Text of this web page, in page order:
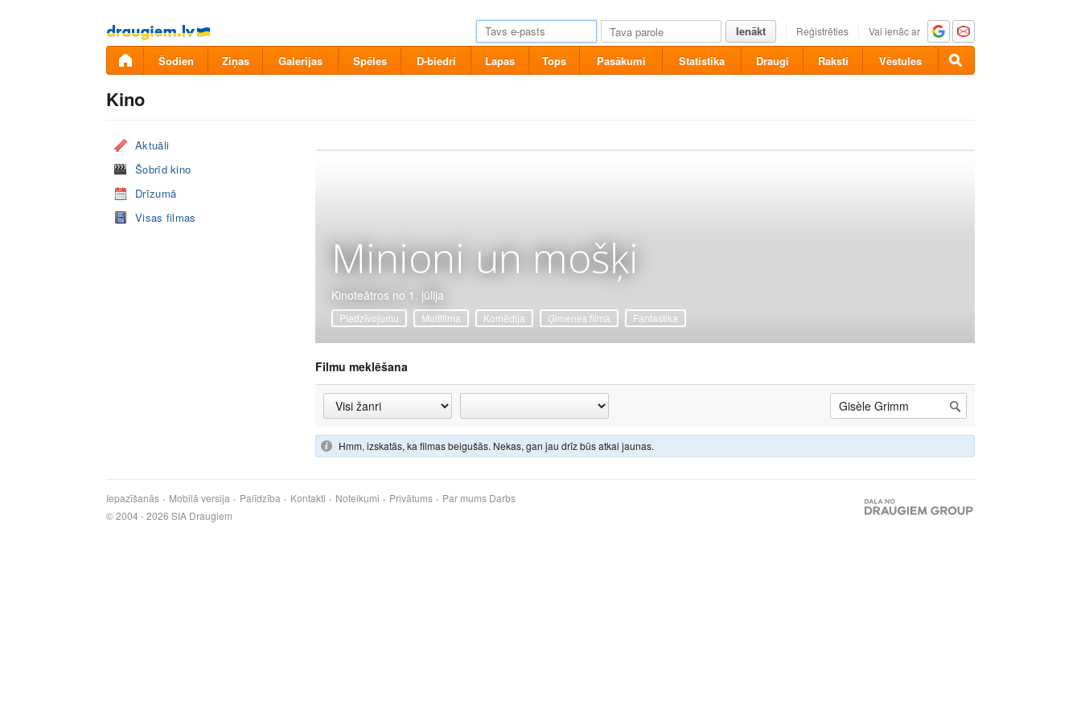
Pāriet
uz
saturu
Ienākt Reģistrēties Vai ienāc ar
Šodien Ziņas Galerijas Spēles D-biedri Lapas Tops Pasākumi Statistika Draugi Raksti Vēstules
Kino
Aktuāli
Šobrīd kino
Drīzumā
Visas filmas
Minioni un mošķi
Kinoteātros no 1. jūlija
Piedzīvojumu Multfilma Komēdija Ģimenes filma Fantastika
Filmu meklēšana
Hmm, izskatās, ka filmas beigušās. Nekas, gan jau drīz būs atkal jaunas.
Iepazīšanās Mobilā versija Palīdzība Kontakti Noteikumi Privātums Par mums Darbs
© 2004 - 2026 SIA Draugiem